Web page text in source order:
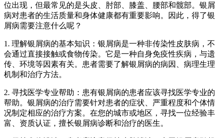
位出现，但最常见的是头皮、肘部、膝盖、腰部和髋部。银屑
病对患者的生活质量和身体健康都有重要影响。因此，得了银
屑病需要注意什么呢？
1. 理解银屑病的基本知识：银屑病是一种非传染性皮肤病，不
会通过直接接触或食物传染。它是一种自身免疫性疾病，与遗
传、环境等因素有关。患者需要了解银屑病的病因、病理生理
机制和治疗方法。
2. 寻找医学专业帮助：患有银屑病的患者应该寻找医学专业的
帮助。银屑病的治疗需要针对患者的症状、严重程度和个体情
况制定相应的治疗方案。在您的城市或地区，寻找一位经验丰
富、资质认证，擅长银屑病诊断和治疗的医生。